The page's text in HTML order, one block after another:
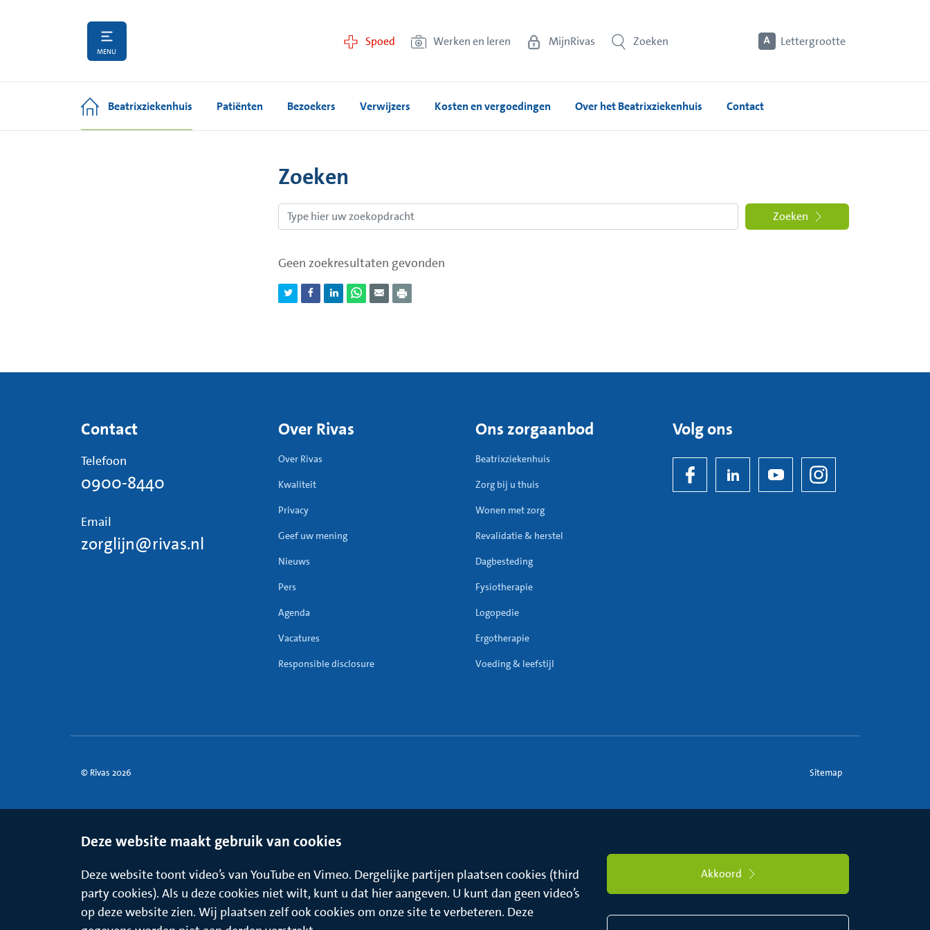
MENU
Spoed Werken en leren MijnRivas Zoeken Lettergrootte
Beatrixziekenhuis Patiënten Bezoekers Verwijzers Kosten en vergoedingen Over het Beatrixziekenhuis Contact
Zoeken
Zoeken
Geen zoekresultaten gevonden
Contact
Telefoon
0900-8440
Email
zorglijn@rivas.nl
Over Rivas
Over Rivas
Kwaliteit
Privacy
Geef uw mening
Nieuws
Pers
Agenda
Vacatures
Responsible disclosure
Ons zorgaanbod
Beatrixziekenhuis
Zorg bij u thuis
Wonen met zorg
Revalidatie & herstel
Dagbesteding
Fysiotherapie
Logopedie
Ergotherapie
Voeding & leefstijl
Volg ons
© Rivas 2026 Sitemap
Deze website maakt gebruik van cookies
Deze website toont video’s van YouTube en Vimeo. Dergelijke partijen plaatsen cookies (third
party cookies). Als u deze cookies niet wilt, kunt u dat hier aangeven. U kunt dan geen video’s
op deze website zien. Wij plaatsen zelf ook cookies om onze site te verbeteren. Deze
Akkoord